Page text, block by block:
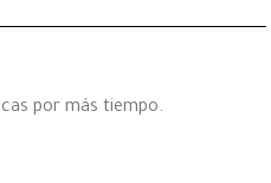
por más tiempo.